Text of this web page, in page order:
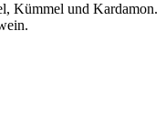
Kümmel und Kardamon.